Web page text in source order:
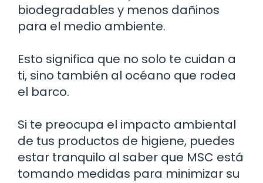
biodegradables y menos dañinos
para el medio ambiente.
Esto significa que no solo te cuidan a
ti, sino también al océano que rodea
el barco.
Si te preocupa el impacto ambiental
de tus productos de higiene, puedes
estar tranquilo al saber que MSC está
tomando medidas para minimizar su